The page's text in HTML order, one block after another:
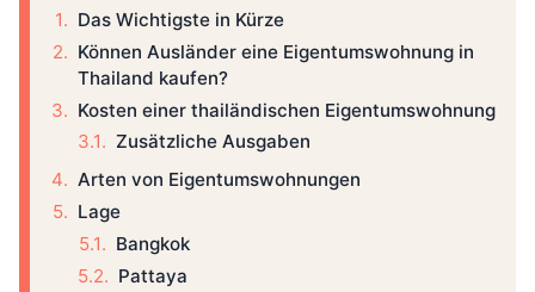
Das Wichtigste in Kürze
Können Ausländer eine Eigentumswohnung in
Thailand kaufen?
Kosten einer thailändischen Eigentumswohnung
Zusätzliche Ausgaben
Arten von Eigentumswohnungen
Lage
Bangkok
Pattaya